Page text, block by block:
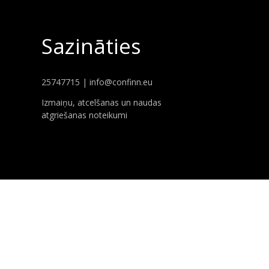
Sazināties
25747715 | info@confinn.eu
Izmaiņu, atcelšanas un naudas
atgriešanas noteikumi